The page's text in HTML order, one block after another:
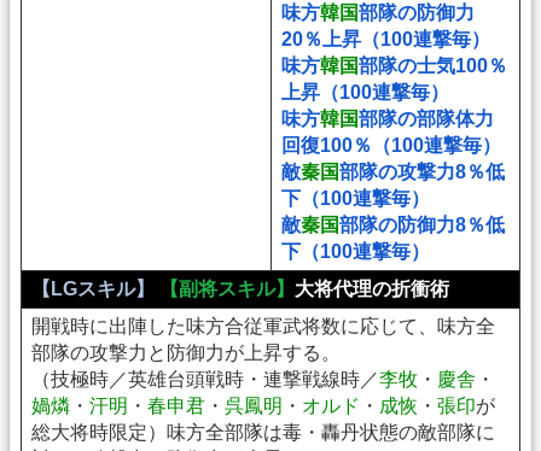
味方韓国部隊の防御力
20％上昇（100連撃毎）
味方韓国部隊の士気100％
上昇（100連撃毎）
味方韓国部隊の部隊体力
回復100％（100連撃毎）
敵秦国部隊の攻撃力8％低
下（100連撃毎）
敵秦国部隊の防御力8％低
下（100連撃毎）
【LGスキル】
【副将スキル】 大将代理の折衝術
開戦時に出陣した味方合従軍武将数に応じて、味方全
部隊の攻撃力と防御力が上昇する。
（技極時／英雄台頭戦時・連撃戦線時／李牧 ・ 慶舎 ・
媧燐 ・ 汗明 ・ 春申君 ・ 呉鳳明 ・ オルド ・ 成恢 ・ 張印が
総大将時限定）味方全部隊は毒・轟丹状態の敵部隊に